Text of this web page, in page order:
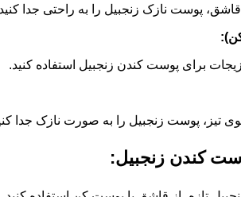
قاشق، پوست نازک زنجبیل را به راحتی جدا
برای پوست کندن زنجبیل استفاده کنید.
تیز، پوست زنجبیل را به صورت نازک جدا
کندن زنجبیل: